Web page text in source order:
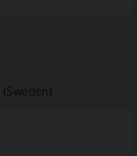
(Sweden)